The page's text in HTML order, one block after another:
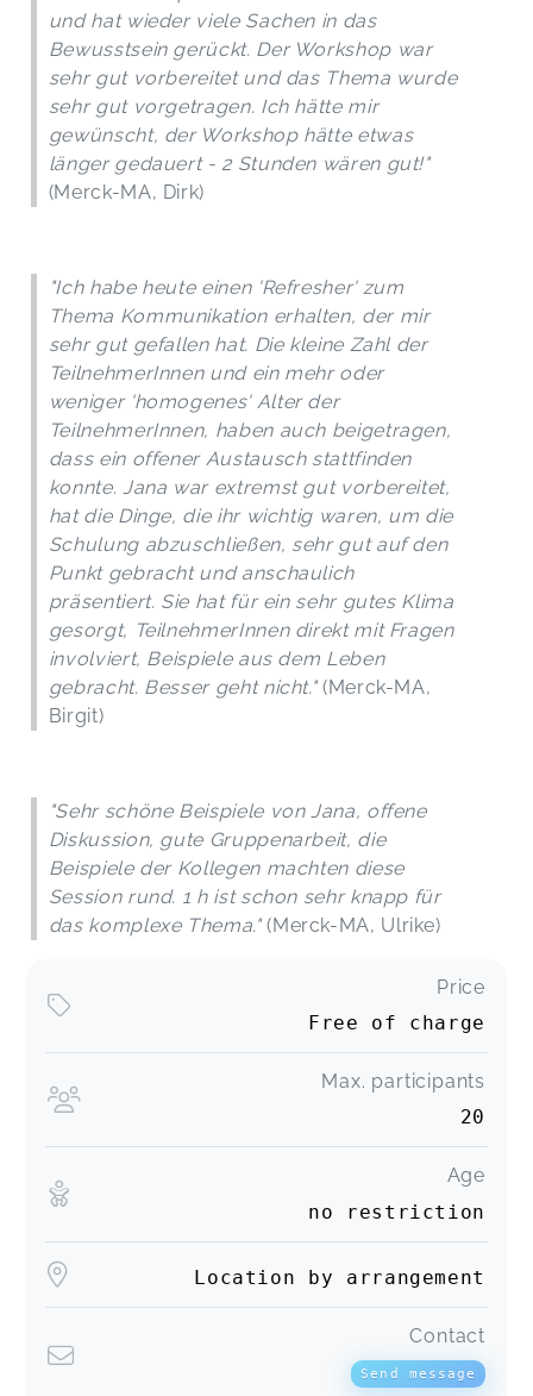
und hat wieder viele Sachen in das
Bewusstsein gerückt. Der Workshop war
sehr gut vorbereitet und das Thema wurde
sehr gut vorgetragen. Ich hätte mir
gewünscht, der Workshop hätte etwas
länger gedauert - 2 Stunden wären gut!"
(Merck-MA, Dirk)
"Ich habe heute einen 'Refresher' zum
Thema Kommunikation erhalten, der mir
sehr gut gefallen hat. Die kleine Zahl der
TeilnehmerInnen und ein mehr oder
weniger 'homogenes' Alter der
TeilnehmerInnen, haben auch beigetragen,
dass ein offener Austausch stattfinden
konnte. Jana war extremst gut vorbereitet,
hat die Dinge, die ihr wichtig waren, um die
Schulung abzuschließen, sehr gut auf den
Punkt gebracht und anschaulich
präsentiert. Sie hat für ein sehr gutes Klima
gesorgt, TeilnehmerInnen direkt mit Fragen
involviert, Beispiele aus dem Leben
gebracht. Besser geht nicht."(Merck-MA,
Birgit)
"Sehr schöne Beispiele von Jana, offene
Diskussion, gute Gruppenarbeit, die
Beispiele der Kollegen machten diese
Session rund. 1 h ist schon sehr knapp für
das komplexe Thema."(Merck-MA, Ulrike)
Price
Free of charge
Max. participants
20
Age
no restriction
Location by arrangement
Contact
Send message